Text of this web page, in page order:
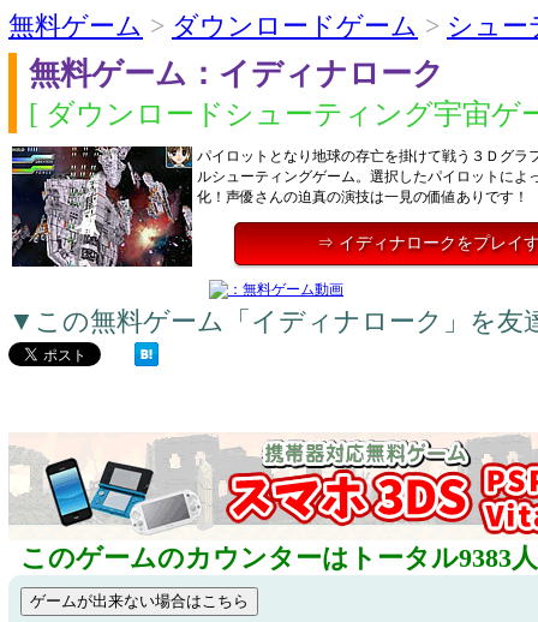
無料ゲーム > ダウンロードゲーム > シュー
無料ゲーム：イディナローク
[ ダウンロードシューティング宇宙ゲ
パイロットとなり地球の存亡を掛けて戦う３Ｄグラ
ルシューティングゲーム。選択したパイロットによ
化！声優さんの迫真の演技は一見の価値ありです！
⇒ イディナロークをプレイ
▼この無料ゲーム「イディナローク」を友
このゲームのカウンターはトータル9383